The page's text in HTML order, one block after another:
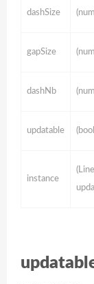
dashSize
gapSize
dashNb
updatable
instance